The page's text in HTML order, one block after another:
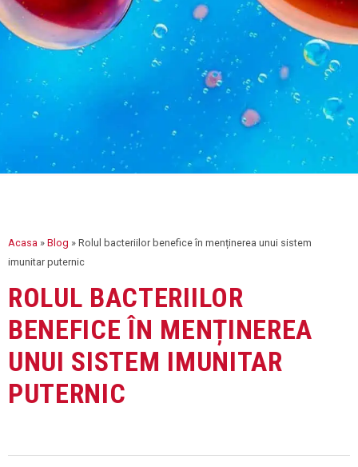
Acasa » Blog » Rolul bacteriilor benefice în menținerea unui sistem
imunitar puternic
ROLUL BACTERIILOR
BENEFICE ÎN MENȚINEREA
UNUI SISTEM IMUNITAR
PUTERNIC